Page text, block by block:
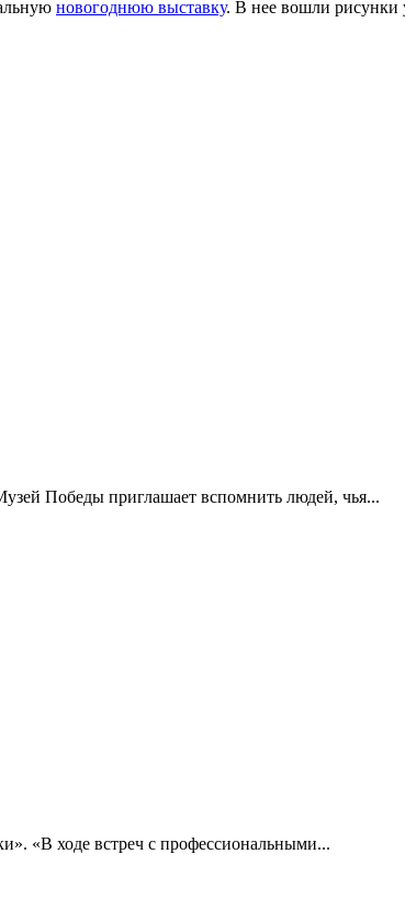
новогоднюю выставку. В нее вошли рисунки
Победы приглашает вспомнить людей, чья...
«В ходе встреч с профессиональными...